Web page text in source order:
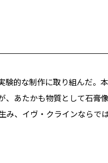
的な制作に取り組んだ。
あたかも物質として石膏
み、イヴ・クラインならで